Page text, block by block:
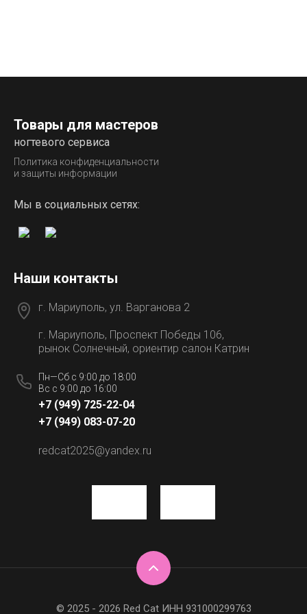
Товары для мастеров
ногтевого сервиса
Политика конфиденциальности
и защиты информации
Мы в социальных сетях:
Наши контакты
г. Мариуполь, ул. Варганова 2
г. Мариуполь, Проспект Победы 106,
рынок Солнечный, ориентир салон Катрин
Пн—Сб с 9:00 до 18:00
Вс с 9:00 до 16:00
+7 (949) 725-22-04
+7 (949) 083-07-20
redcat2025@yandex.ru
© 2025 - 2026 Red Cat ИНН 931000299763